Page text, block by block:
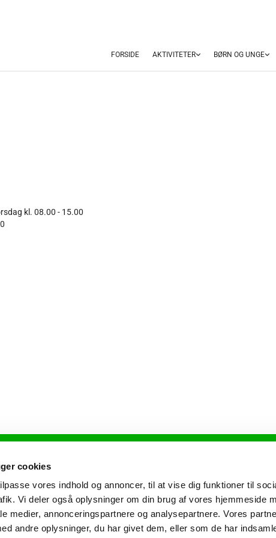
cookies
vores indhold og annoncer, til at vise dig funktioner til
Vi deler også oplysninger om din brug af vores hjemmeside
medier, annonceringspartnere og analysepartnere. Vores
andre oplysninger, du har givet dem, eller som de har
FORSIDE AKTIVITETER BØRN OG UNGE
kl. 08.00 - 15.00
Privatlivspolitik Log på ChurchDesk